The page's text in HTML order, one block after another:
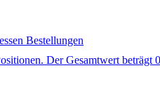
Bestellungen
Der Gesamtwert beträgt